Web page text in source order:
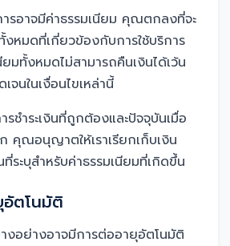
รอาจมีค่าธรรมเนียม คุณตกลงที่จะ
งหมดที่เกี่ยวข้องกับการใช้บริการ
ยมทั้งหมดไม่สามารถคืนเงินได้เว้น
จนในเงื่อนไขเหล่านี้
ชำระเงินที่ถูกต้องและปัจจุบันเมื่อ
คุณอนุญาตให้เราเรียกเก็บเงิน
ที่ระบุสำหรับค่าธรรมเนียมที่เกิดขึ้น
อัตโนมัติ
งอย่างอาจมีการต่ออายุอัตโนมัติ